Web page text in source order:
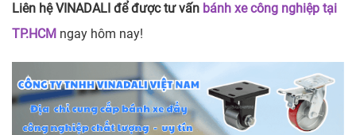
Liên hệ VINADALI để được tư vấn bánh xe công nghiệp tại
TP.HCM ngay hôm nay!